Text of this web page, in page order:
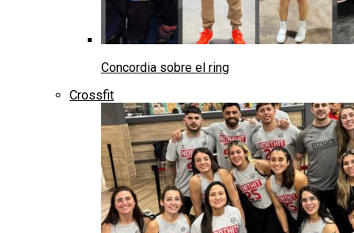
Concordia sobre el ring
Crossfit